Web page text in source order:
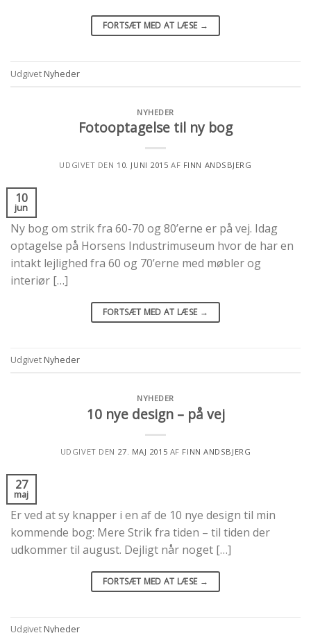
FORTSÆT MED AT LÆSE →
Udgivet Nyheder
NYHEDER
Fotooptagelse til ny bog
UDGIVET DEN 10. JUNI 2015 AF FINN ANDSBJERG
10
jun
Ny bog om strik fra 60-70 og 80’erne er på vej. Idag
optagelse på Horsens Industrimuseum hvor de har en
intakt lejlighed fra 60 og 70’erne med møbler og
interiør […]
FORTSÆT MED AT LÆSE →
Udgivet Nyheder
NYHEDER
10 nye design – på vej
UDGIVET DEN 27. MAJ 2015 AF FINN ANDSBJERG
27
maj
Er ved at sy knapper i en af de 10 nye design til min
kommende bog: Mere Strik fra tiden – til tiden der
udkommer til august. Dejligt når noget […]
FORTSÆT MED AT LÆSE →
Udgivet Nyheder